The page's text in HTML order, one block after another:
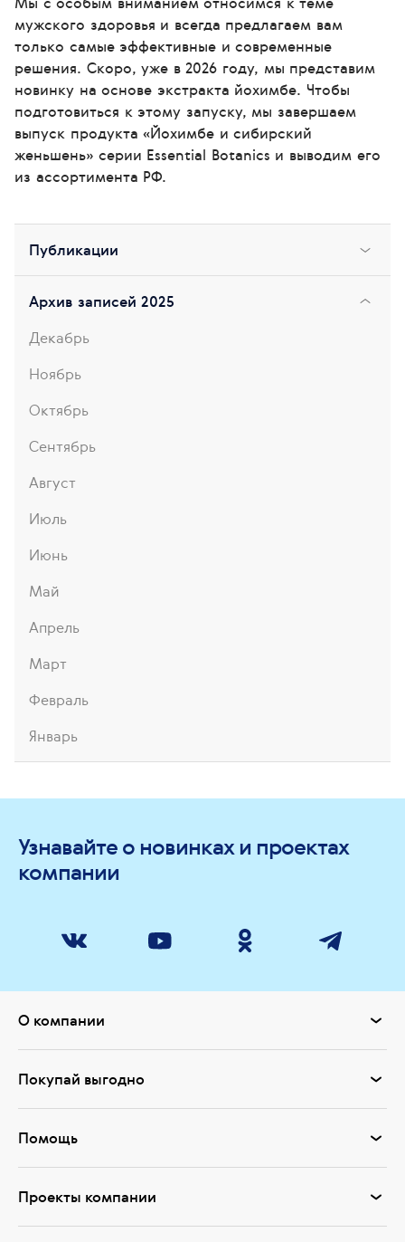
мужского здоровья и всегда предлагаем вам
только самые эффективные и современные
решения. Скоро, уже в 2026 году, мы представим
новинку на основе экстракта йохимбе. Чтобы
подготовиться к этому запуску, мы завершаем
выпуск продукта «Йохимбе и сибирский
женьшень» серии Essential Botanics и выводим его
из ассортимента РФ.
Публикации
Архив записей 2025
Декабрь
Ноябрь
Октябрь
Сентябрь
Август
Июль
Июнь
Май
Апрель
Март
Февраль
Январь
Узнавайте о новинках и проектах
компании
О компании
Покупай выгодно
Помощь
Проекты компании